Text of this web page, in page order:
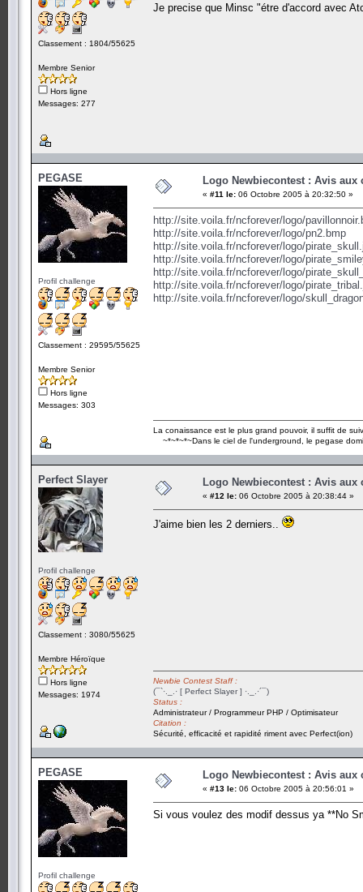
Classement : 1804/55625
Membre Senior
Hors ligne
Messages: 277
Je precise que Minsc "étre d'accord avec
PEGASE
Profil challenge
Classement : 29595/55625
Membre Senior
Hors ligne
Messages: 303
Logo Newbiecontest : Avis aux
« #11 le: 06 Octobre 2005 à 20:32:50 »
http://site.voila.fr/ncforever/logo/
http://site.voila.fr/ncforever/logo/pn2.bmp
http://site.voila.fr/ncforever/logo/
http://site.voila.fr/ncforever/logo/
http://site.voila.fr/ncforever/logo/
http://site.voila.fr/ncforever/logo/
http://site.voila.fr/ncforever/logo/
La conaissance est le plus grand pouvoir, il suffit de
~*~*~*~Dans le ciel de l'underground, le pegase
Perfect Slayer
Profil challenge
Classement : 3080/55625
Membre Héroïque
Hors ligne
Messages: 1974
Logo Newbiecontest : Avis aux
« #12 le: 06 Octobre 2005 à 20:38:44 »
J'aime bien les 2 derniers..
Newbie Contest Staff :
(¯`·._.· [ Perfect Slayer ] ·._.·´¯)
Status :
Administrateur / Programmeur PHP / Optimisateur
Citation :
Sécurité, efficacité et rapidité riment avec Perfect(ion)
PEGASE
Profil challenge
Logo Newbiecontest : Avis aux
« #13 le: 06 Octobre 2005 à 20:56:01 »
Si vous voulez des modif dessus ya **No